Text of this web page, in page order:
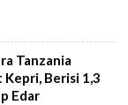
Tanzania
Kepri, Berisi 1,3
Edar